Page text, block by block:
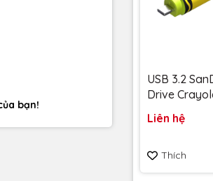
bạn!
USB 3.2
Drive
SDCZIC-
5 năm
Liên hệ
Thích